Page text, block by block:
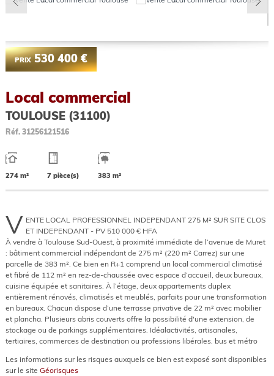
PRIX530 400 €
Local commercial
TOULOUSE (31100)
Réf. 31256121516
274 m² 7 pièce(s) 383 m²
V ENTE LOCAL PROFESSIONNEL INDEPENDANT 275 M² SUR SITE CLOS
ET INDEPENDANT - PV 510 000 € HFA
À vendre à Toulouse Sud-Ouest, à proximité immédiate de l’avenue de Muret
: bâtiment commercial indépendant de 275 m² (220 m² Carrez) sur une
parcelle de 383 m². Ce bien en R+1 comprend un local commercial climatisé
et fibré de 112 m² en rez-de-chaussée avec espace d’accueil, deux bureaux,
cuisine équipée et sanitaires. À l’étage, deux appartements duplex
entièrement rénovés, climatisés et meublés, parfaits pour une transformation
en bureaux. Chacun dispose d’une terrasse privative de 22 m² avec mobilier
et plancha. Plusieurs abris couverts offre la possibilité d'une extension, de
stockage ou de parkings supplémentaires. Idéalactivités, artisanales,
tertiaires, commerces de destination ou professions libérales. bus et métro
Les informations sur les risques auxquels ce bien est exposé sont disponibles
sur le site Géorisques